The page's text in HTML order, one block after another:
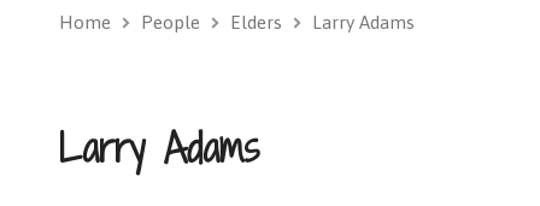
Home People Elders Larry Adams
Larry Adams